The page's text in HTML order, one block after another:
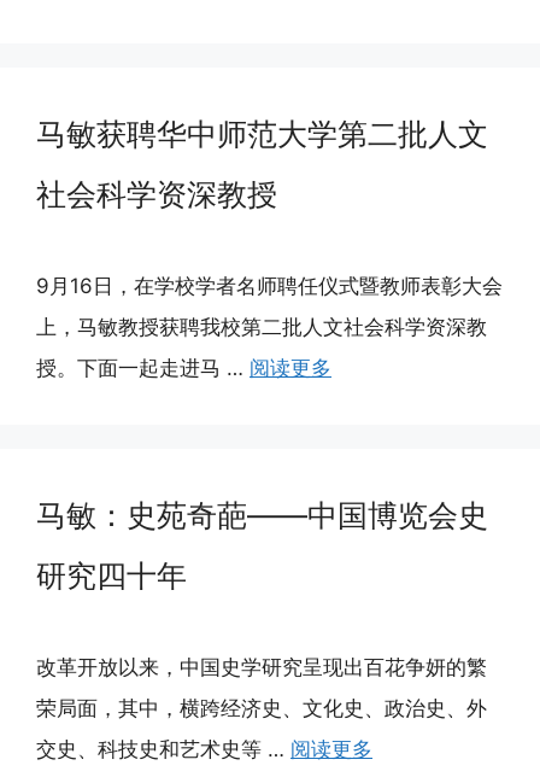
马敏获聘华中师范大学第二批人文
社会科学资深教授
9月16日，在学校学者名师聘任仪式暨教师表彰大会
上，马敏教授获聘我校第二批人文社会科学资深教
授。下面一起走进马 … 阅读更多
马敏：史苑奇葩——中国博览会史
研究四十年
改革开放以来，中国史学研究呈现出百花争妍的繁
荣局面，其中，横跨经济史、文化史、政治史、外
交史、科技史和艺术史等 … 阅读更多